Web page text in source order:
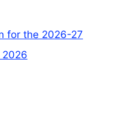
for the 2026-27
2026